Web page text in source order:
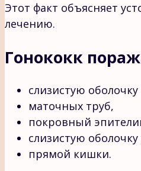
Этот факт объясняет
лечению.
Гонококк
слизистую
маточных труб,
покровный
слизистую
прямой кишки.